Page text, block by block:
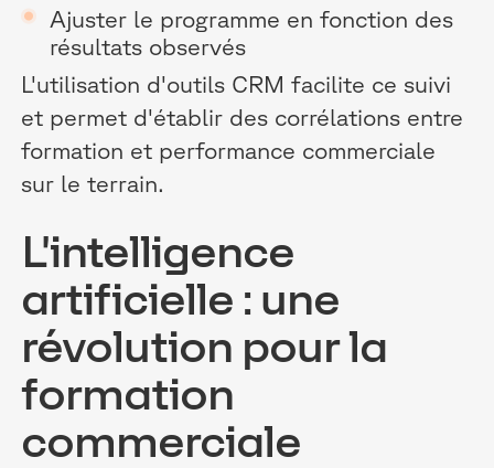
Ajuster le programme en fonction des
résultats observés
L'utilisation d'outils CRM facilite ce suivi
et permet d'établir des corrélations entre
formation et performance commerciale
sur le terrain.
L'intelligence
artificielle : une
révolution pour la
formation
commerciale